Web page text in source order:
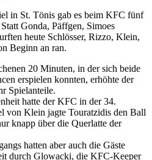
in St. Tönis gab es beim KFC fünf
Gonda, Päffgen, Simoes
heute Schlösser, Rizzo, Klein,
Beginn an ran.
20 Minuten, in der sich beide
erspielen konnten, erhöhte der
Spielanteile.
hatte der KFC in der 34.
von Klein jagte Touratzidis den Ball
knapp über die Querlatte der
hatten aber auch die Gäste
durch Glowacki, die KFC-Keeper